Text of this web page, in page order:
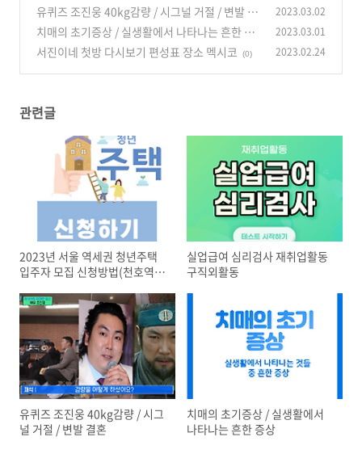
유퀴즈 조진웅 40kg감량 / 시그널 거절 / 변발 결
혼
(0)
2023.03.02
치매의 초기증상 / 실생활에서 나타나는 흔한 증
상
(0)
2023.03.01
서진이네 첫방 다시보기 편성표 장소 멕시코 (0) 2023.02.24
관련글
2023년 서울 역세권 청년주택
입주자 모집 신청방법(천호역 동
실업급여 심리검사 재취업활동
구직외활동
유퀴즈 조진웅 40kg감량 / 시그
널 거절 / 변발 결혼
치매의 초기증상 / 실생활에서
나타나는 흔한 증상